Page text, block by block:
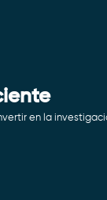
en la